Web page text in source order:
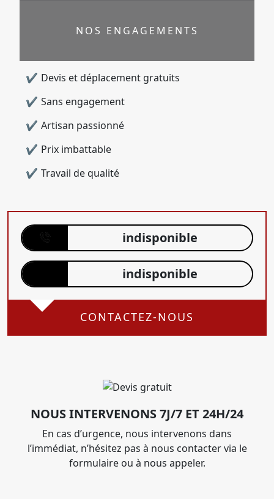
NOS ENGAGEMENTS
Devis et déplacement gratuits
Sans engagement
Artisan passionné
Prix imbattable
Travail de qualité
indisponible
indisponible
CONTACTEZ-NOUS
NOUS INTERVENONS 7J/7 ET 24H/24
En cas d’urgence, nous intervenons dans
l’immédiat, n’hésitez pas à nous contacter via le
formulaire ou à nous appeler.